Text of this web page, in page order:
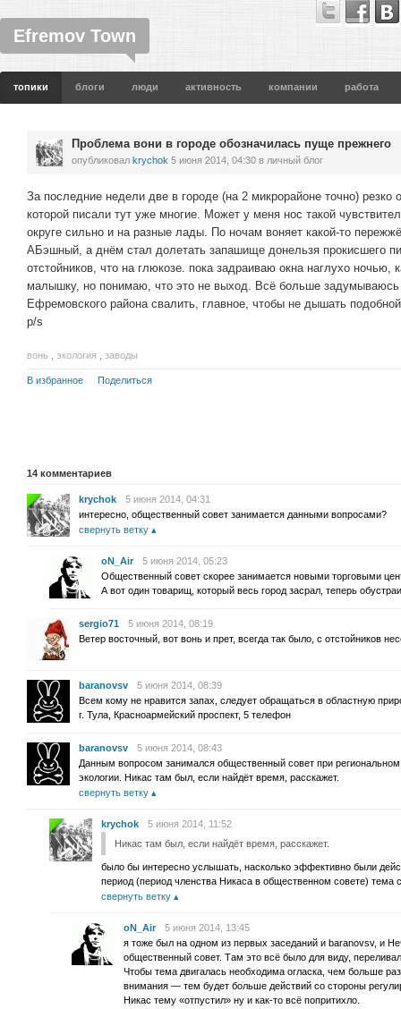
Efremov Town
топики блоги люди активность компании работа
Проблема вони в городе обозначилась пуще прежнего
опубликовал krychok 5 июня 2014, 04:30 в личный блог
За последние недели две в городе (на 2 микрорайоне точно)
которой писали тут уже многие. Может у меня нос такой
округе сильно и на разные лады. По ночам воняет какой-то
АБэшный, а днём стал долетать запашище донельзя прокисшего
отстойников, что на глюкозе. пока задраиваю окна наглухо
малышку, но понимаю, что это не выход. Всё больше
Ефремовского района свалить, главное, чтобы не дышать
p/s
вонь экология заводы
В избранное Поделиться
14 комментариев
krychok
5 июня 2014, 04:31
интересно, общественный совет занимается данными вопросами?
свернуть ветку
oN_Air
5 июня 2014, 05:23
Общественный совет скорее занимается новыми торговыми
А вот один товарищ, который весь город засрал, теперь
sergio71
5 июня 2014, 08:19
Ветер восточный, вот вонь и прет, всегда так было, с отстойников
baranovsv
5 июня 2014, 08:39
Всем кому не нравится запах, следует обращаться в областную
г. Тула, Красноармейский проспект, 5 телефон
baranovsv
5 июня 2014, 08:43
Данным вопросом занимался общественный совет при
экологии. Никас там был, если найдёт время, расскажет.
свернуть ветку
krychok
5 июня 2014, 11:52
Никас там был, если найдёт время, расскажет.
было бы интересно услышать, насколько эффективно были
период (период членства Никаса в общественном совете) тема
свернуть ветку
oN_Air
5 июня 2014, 13:45
я тоже был на одном из первых заседаний и baranovsv, и
общественный совет. Там это всё было для виду,
Чтобы тема двигалась необходима огласка, чем больше
внимания — тем будет больше действий со стороны
Никас тему «отпустил» ну и как-то всё попритихло.